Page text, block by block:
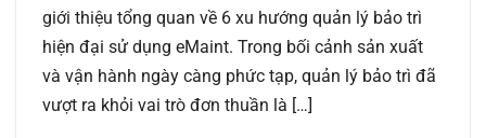
giới thiệu tổng quan về 6 xu hướng quản lý bảo trì
hiện đại sử dụng eMaint. Trong bối cảnh sản xuất
và vận hành ngày càng phức tạp, quản lý bảo trì đã
vượt ra khỏi vai trò đơn thuần là […]